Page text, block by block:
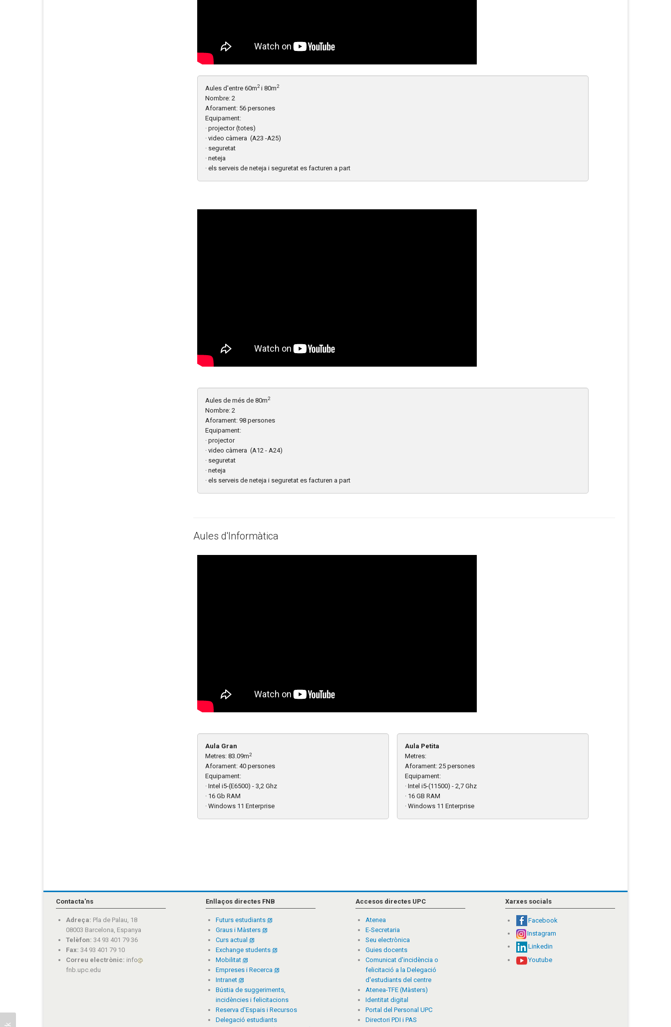
Aules d'entre 60m2i 80m2
Nombre: 2
Aforament: 56 persones
Equipament:
· projector (totes)
· video càmera (A23 -A25)
· seguretat
· neteja
· els serveis de neteja i seguretat es facturen a part
Aules de més de 80m2
Nombre: 2
Aforament: 98 persones
Equipament:
· projector
· video càmera (A12 - A24)
· seguretat
· neteja
· els serveis de neteja i seguretat es facturen a part
Aules d'Informàtica
Aula Gran
Metres: 83.09m2
Aforament: 40 persones
Equipament:
· Intel i5-(E6500) - 3,2 Ghz
· 16 Gb RAM
· Windows 11 Enterprise
Aula Petita
Metres:
Aforament: 25 persones
Equipament:
· Intel i5-(11500) - 2,7 Ghz
· 16 GB RAM
· Windows 11 Enterprise
Contacta'ns
Adreça: Pla de Palau, 18
08003 Barcelona, Espanya
Telèfon: 34 93 401 79 36
Fax: 34 93 401 79 10
Correu electrònic: info
fnb.upc.edu
Enllaços directes FNB
Futurs estudiants
Graus i Màsters
Curs actual
Exchange students
Mobilitat
Empreses i Recerca
Intranet
Bústia de suggeriments,
incidències i felicitacions
Reserva d'Espais i Recursos
Delegació estudiants
Accesos directes UPC
Atenea
E-Secretaria
Seu electrònica
Guies docents
Comunicat d'incidència o
felicitació a la Delegació
d'estudiants del centre
Atenea-TFE (Màsters)
Identitat digital
Portal del Personal UPC
Directori PDI i PAS
Xarxes socials
Facebook
Instagram
Linkedin
Youtube